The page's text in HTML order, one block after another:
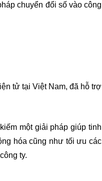
chuyển đổi số vào công
tử tại Việt Nam, đã hỗ trợ
một giải pháp giúp tinh
hóa cũng như tối ưu các
ty.